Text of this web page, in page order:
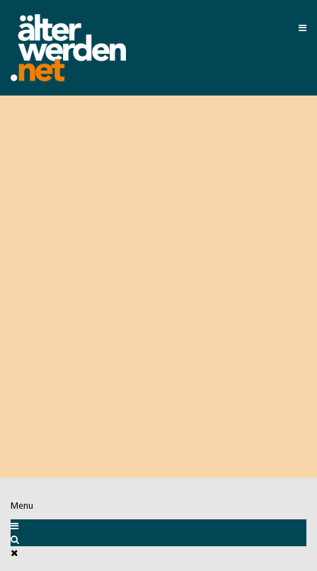
Menu